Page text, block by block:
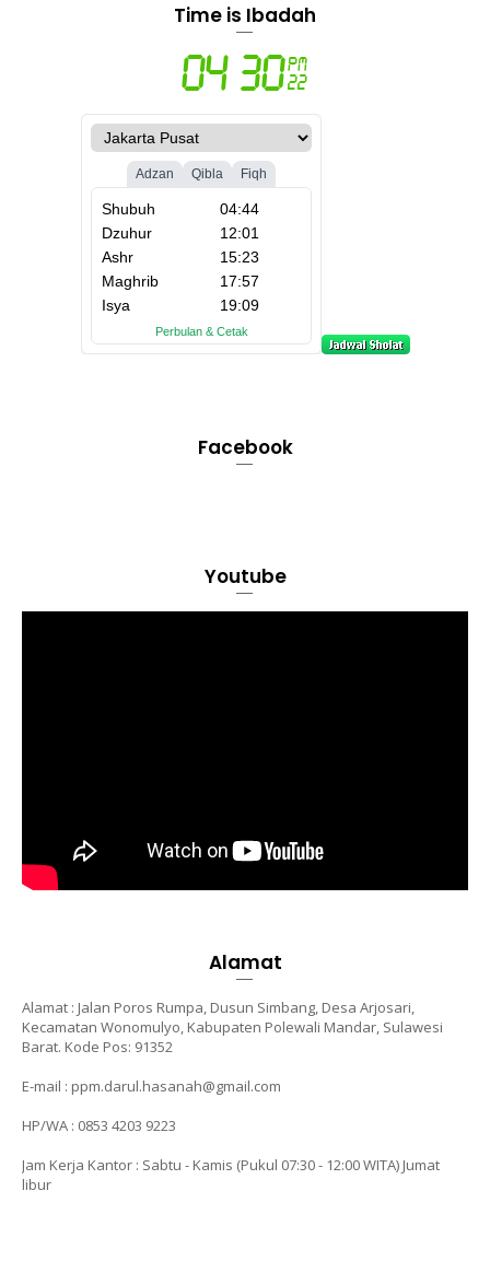
Time is Ibadah
Facebook
Youtube
Alamat
Alamat : Jalan Poros Rumpa, Dusun Simbang, Desa Arjosari,
Kecamatan Wonomulyo, Kabupaten Polewali Mandar, Sulawesi
Barat. Kode Pos: 91352
E-mail : ppm.darul.hasanah@gmail.com
HP/WA : 0853 4203 9223
Jam Kerja Kantor : Sabtu - Kamis (Pukul 07:30 - 12:00 WITA) Jumat
libur